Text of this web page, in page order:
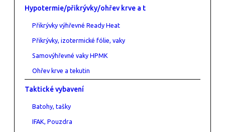
Hypotermie/přikrývky/ohřev krve a t
Přikrývky výhřevné Ready Heat
Přikrývky, izotermické fólie, vaky
Samovýhřevné vaky HPMK
Ohřev krve a tekutin
Taktické vybavení
Batohy, tašky
IFAK, Pouzdra